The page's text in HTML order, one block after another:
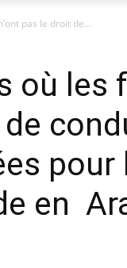
pas le droit de...
où les
pour
en